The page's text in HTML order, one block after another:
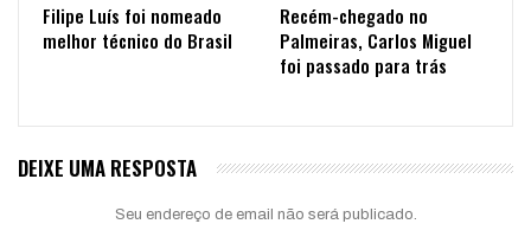
Filipe Luís foi nomeado
melhor técnico do Brasil
Recém-chegado no
Palmeiras, Carlos Miguel
foi passado para trás
DEIXE UMA RESPOSTA
Seu endereço de email não será publicado.